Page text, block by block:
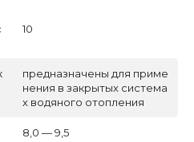
10
предназначены для приме
нения в закрытых система
х водяного отопления
8,0 — 9,5